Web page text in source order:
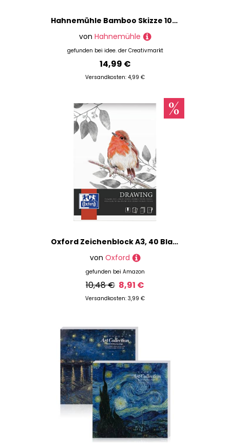
Hahnemühle Bamboo Skizze 105g/m² 30 Blatt DIN A3
von Hahnemühle
gefunden bei idee. der Creativmarkt
14,99 €
Versandkosten: 4,99 €
Oxford Zeichenblock A3, 40 Blatt, 160g, seitlich geklebt, White
von Oxford
gefunden bei Amazon
10,48 € 8,91 €
Versandkosten: 3,99 €